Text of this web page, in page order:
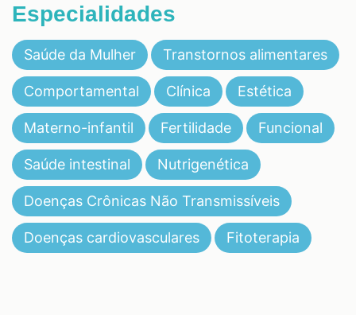
Especialidades
Saúde da Mulher Transtornos alimentares
Comportamental Clínica Estética
Materno-infantil Fertilidade Funcional
Saúde intestinal Nutrigenética
Doenças Crônicas Não Transmissíveis
Doenças cardiovasculares Fitoterapia